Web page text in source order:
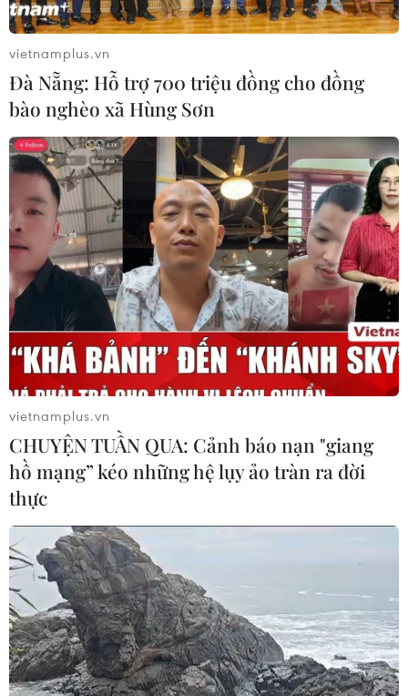
06/08/2026 09:44
Khởi tố Chủ tịch Hội đồng quản trị,
Giám đốc Công ty cổ phần Mekolor
06/08/2026 09:06
Thêm một nhóm dàn cảnh cướp giật
tại khu Tân Huê Viên sa lưới
06/08/2026 05:57
Khẩn trường khám nghiệm
hiện trường, điều tra nguyên nhân
vụ cháy chợ Biên Hòa
06/08/2026 04:37
Nâng cao hiệu quả đấu tranh phòng,
chống tội phạm và vi phạm pháp luật
06/08/2026 04:13
Cảnh báo thủ đoạn lừa đảo đưa lao
động thời vụ sang Hàn Quốc
06/08/2026 04:11
vietnamplus.vn
Đà Nẵng: Hỗ trợ 700 triệu đồng cho đồng
bào nghèo xã Hùng Sơn
vietnamplus.vn
CHUYỆN TUẦN QUA: Cảnh báo nạn "giang
hồ mạng” kéo những hệ lụy ảo tràn ra đời
thực